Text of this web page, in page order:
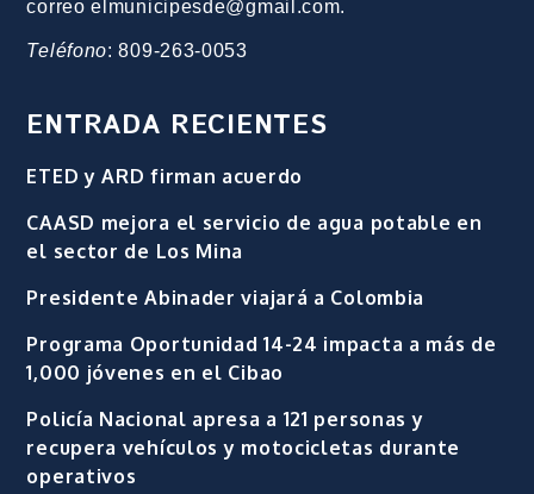
correo elmunicipesde@gmail.com.
Teléfono: 809-263-0053
ENTRADA RECIENTES
ETED y ARD firman acuerdo
CAASD mejora el servicio de agua potable en
el sector de Los Mina
Presidente Abinader viajará a Colombia
Programa Oportunidad 14-24 impacta a más de
1,000 jóvenes en el Cibao
Policía Nacional apresa a 121 personas y
recupera vehículos y motocicletas durante
operativos